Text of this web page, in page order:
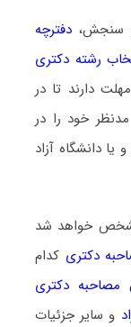
سنجش،دفترچه
رشته دکتری
دارند تا در
خود را در
دانشگاه آزاد
خواهد شد
دکتری کدام
مصاحبه دکتری
و سایر جزئیات